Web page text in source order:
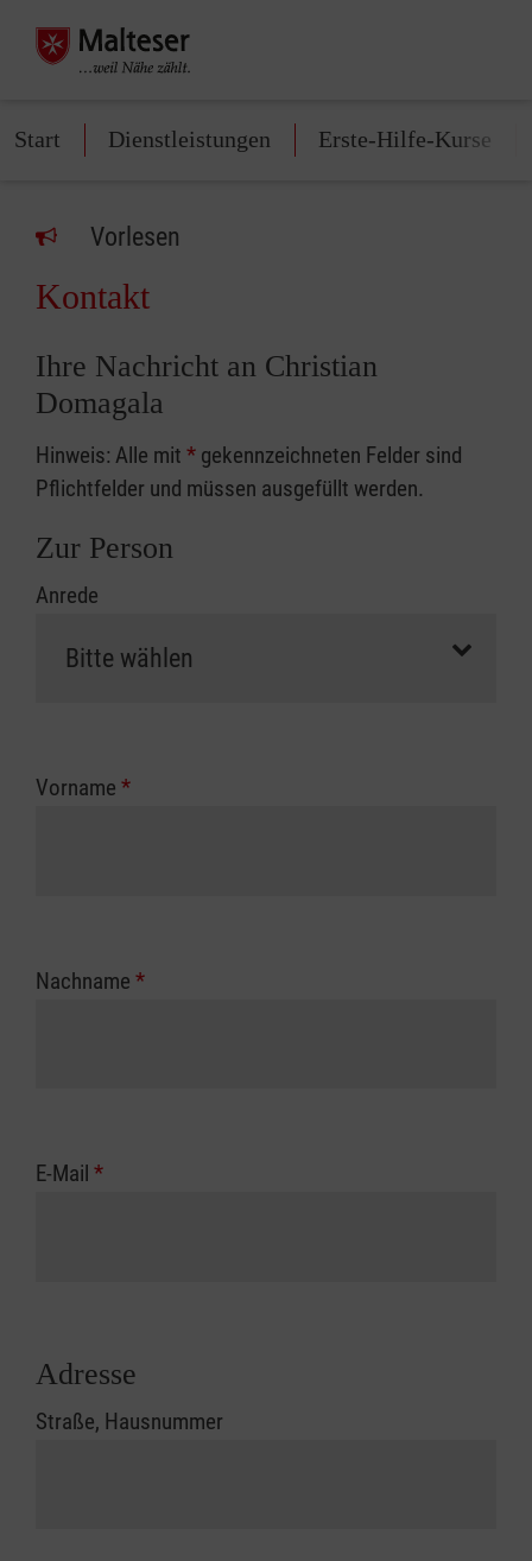
Start Dienstleistungen Erste-Hilfe-Kurse
Vorlesen
Kontakt
Ihre Nachricht an Christian
Domagala
Hinweis: Alle mit * gekennzeichneten Felder sind
Pflichtfelder und müssen ausgefüllt werden.
Zur Person
Anrede
Vorname *
Nachname *
E-Mail *
Adresse
Straße, Hausnummer